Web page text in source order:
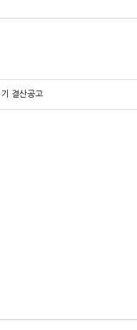
결산공고